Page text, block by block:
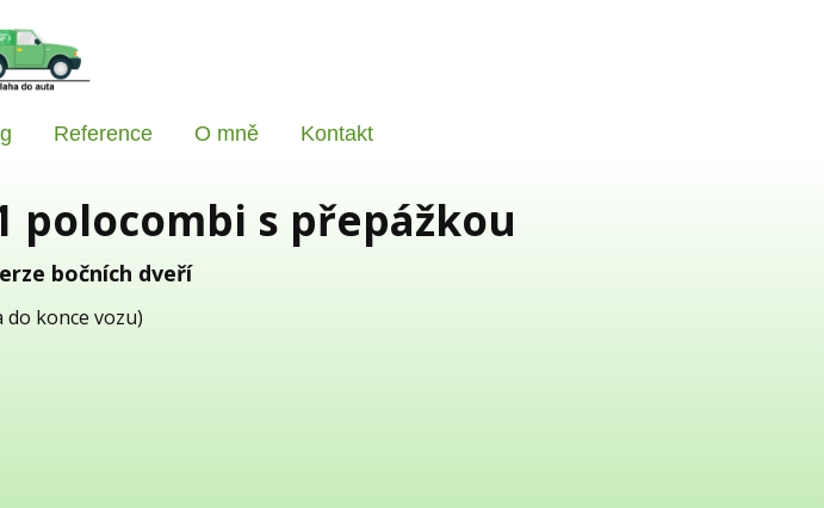
Reference O mně Kontakt
polocombi s přepážkou
bočních dveří
konce vozu)